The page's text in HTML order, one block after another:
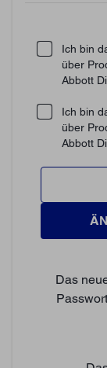
Ich bin
über
Abbott
Ich bin
über
Abbott
Das